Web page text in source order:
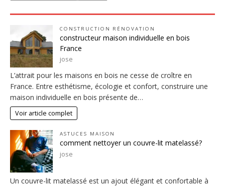
CONSTRUCTION RÉNOVATION
constructeur maison individuelle en bois
France
jose
L’attrait pour les maisons en bois ne cesse de croître en
France. Entre esthétisme, écologie et confort, construire une
maison individuelle en bois présente de…
Voir article complet
ASTUCES MAISON
comment nettoyer un couvre-lit matelassé?
jose
Un couvre-lit matelassé est un ajout élégant et confortable à